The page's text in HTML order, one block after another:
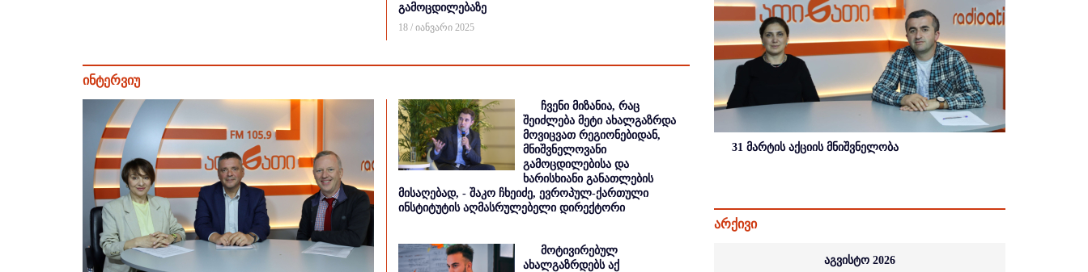
გამოცდილებაზე
18 / იანვარი 2025
ინტერვიუ
ჩვენი მიზანია, რაც
შეიძლება მეტი ახალგაზრდა
მოვიცვათ რეგიონებიდან,
მნიშვნელოვანი
გამოცდილებისა და
ხარისხიანი განათლების
მისაღებად, - შაკო ჩხეიძე, ევროპულ-ქართული
ინსტიტუტის აღმასრულებელი დირექტორი
მოტივირებულ
ახალგაზრდებს აქ
31 მარტის აქციის მნიშვნელობა
არქივი
აგვისტო 2026